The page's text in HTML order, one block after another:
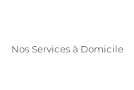
Nos Services à Domicile